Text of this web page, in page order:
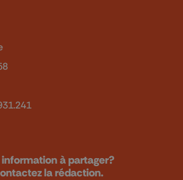
information à partager?
la rédaction.